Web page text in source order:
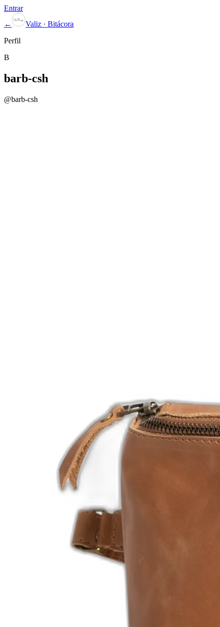
Entrar
←
Valiz · Bitácora
Perfil
B
barb-csh
@barb-csh